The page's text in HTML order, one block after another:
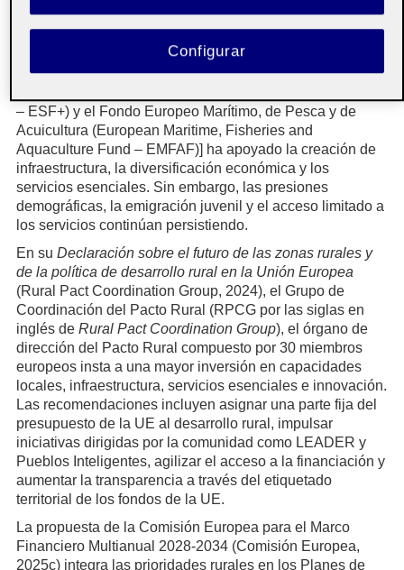
Agricultura para el Desarrollo Rural (European
Agricultural Fund for Rural Development, EAFRD) y la
política de cohesión [Fondo Europeo de Desarrollo
Europeo (European Regional Development Fund -
– ESF+) y el Fondo Europeo Marítimo, de Pesca y de
Acuicultura (European Maritime, Fisheries and
Aquaculture Fund – EMFAF)] ha apoyado la creación de
infraestructura, la diversificación económica y los
servicios esenciales. Sin embargo, las presiones
demográficas, la emigración juvenil y el acceso limitado a
los servicios continúan persistiendo.
En su Declaración sobre el futuro de las zonas rurales y
de la política de desarrollo rural en la Unión Europea
(Rural Pact Coordination Group, 2024), el Grupo de
Coordinación del Pacto Rural (RPCG por las siglas en
inglés de Rural Pact Coordination Group), el órgano de
dirección del Pacto Rural compuesto por 30 miembros
europeos insta a una mayor inversión en capacidades
locales, infraestructura, servicios esenciales e innovación.
Las recomendaciones incluyen asignar una parte fija del
presupuesto de la UE al desarrollo rural, impulsar
iniciativas dirigidas por la comunidad como LEADER y
Pueblos Inteligentes, agilizar el acceso a la financiación y
aumentar la transparencia a través del etiquetado
territorial de los fondos de la UE.
La propuesta de la Comisión Europea para el Marco
Financiero Multianual 2028-2034 (Comisión Europea,
2025c) integra las prioridades rurales en los Planes de
Configurar